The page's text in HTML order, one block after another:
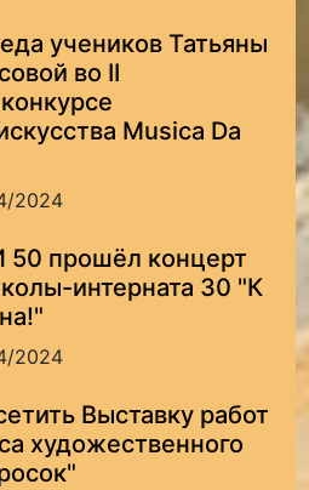
учеников Татьяны
во II
Musica Da
2024
50 прошёл концерт
интерната 30 "К
2024
Выставку работ
художественного